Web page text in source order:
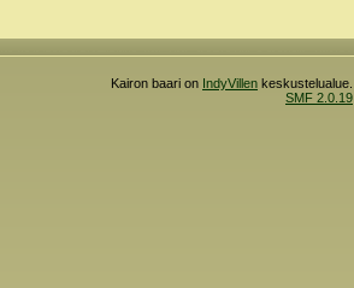
Kairon baari on IndyVillen
SMF 2.0.19